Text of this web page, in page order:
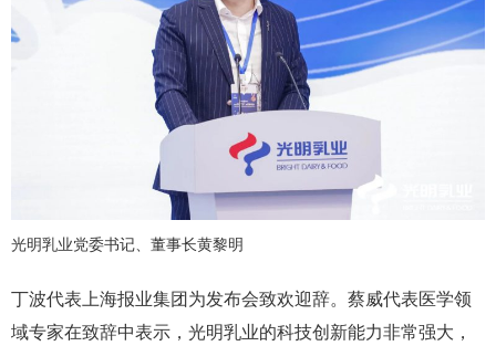
光明乳业党委书记、董事长黄黎明
丁波代表上海报业集团为发布会致欢迎辞。蔡威代表医学领
域专家在致辞中表示，光明乳业的科技创新能力非常强大，